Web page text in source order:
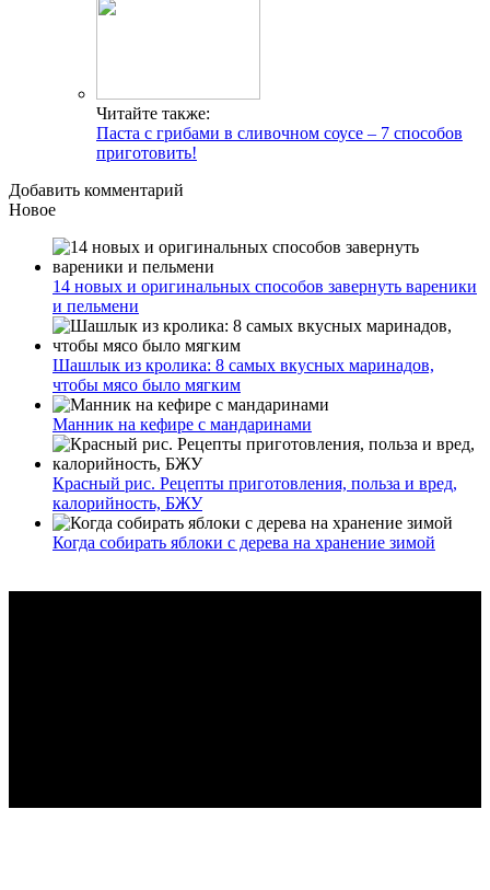
Читайте также:
Паста с грибами в сливочном соусе – 7 способов
приготовить!
Добавить комментарий
Новое
14 новых и оригинальных способов завернуть вареники
и пельмени
Шашлык из кролика: 8 самых вкусных маринадов,
чтобы мясо было мягким
Манник на кефире с мандаринами
Красный рис. Рецепты приготовления, польза и вред,
калорийность, БЖУ
Когда собирать яблоки с дерева на хранение зимой